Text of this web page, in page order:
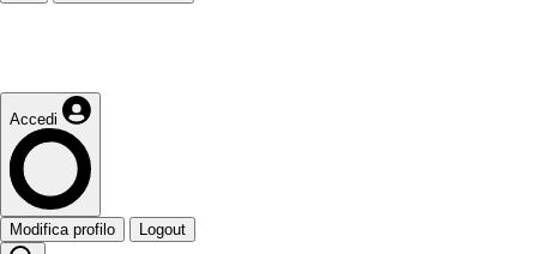
Accedi
Modifica profilo Logout